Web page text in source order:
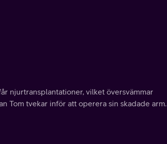
njurtransplantationer, vilket översvämmar
Tom tvekar inför att operera sin skadade arm.